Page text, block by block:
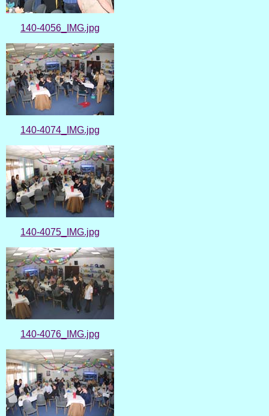
140-4056_IMG.jpg
140-4074_IMG.jpg
140-4075_IMG.jpg
140-4076_IMG.jpg